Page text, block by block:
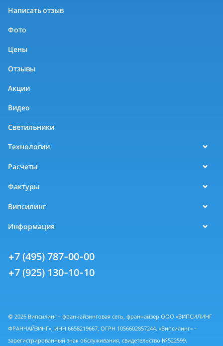
Написать отзыв
Фото
Цены
Отзывы
Акции
Видео
Светильники
Технологии
Расчеты
Фактуры
Випсилинг
Информация
+7 (495) 787-00-00
+7 (925) 130-10-10
© 2026 Випсилинг - франчайзинговая сеть, франчайзер ООО «ВИПСИЛИНГ
ФРАНЧАЙЗИНГ», ИНН 6658219667, ОГРН 1056602857244. «Випсилинг» -
зарегистрированный знак обслуживания, свидетельство №522599.